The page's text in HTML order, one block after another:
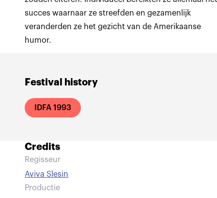
Festival history
IDFA 1993
succes waarnaar ze streefden en gezamenlijk
veranderden ze het gezicht van de Amerikaanse
humor.
Credits
Regisseur
Aviva Slesin
Productie